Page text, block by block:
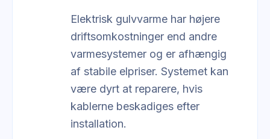
Elektrisk gulvvarme har højere
driftsomkostninger end andre
varmesystemer og er afhængig
af stabile elpriser. Systemet kan
være dyrt at reparere, hvis
kablerne beskadiges efter
installation.